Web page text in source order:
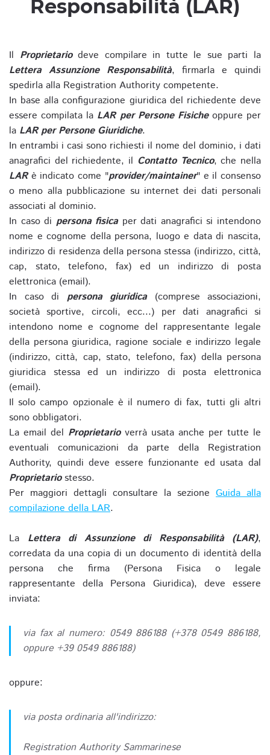
Responsabilità (LAR)
Il Proprietariodeve compilare in tutte le sue parti la
Lettera Assunzione Responsabilità, firmarla e quindi
spedirla alla Registration Authority competente.
In base alla configurazione giuridica del richiedente deve
essere compilata la LAR per Persone Fisicheoppure per
la LAR per Persone Giuridiche.
In entrambi i casi sono richiesti il nome del dominio, i dati
anagrafici del richiedente, il Contatto Tecnico, che nella
LARè indicato come "provider/maintainer" e il consenso
o meno alla pubblicazione su internet dei dati personali
associati al dominio.
In caso di persona fisicaper dati anagrafici si intendono
nome e cognome della persona, luogo e data di nascita,
indirizzo di residenza della persona stessa (indirizzo, città,
cap, stato, telefono, fax) ed un indirizzo di posta
elettronica (email).
In caso di persona giuridica(comprese associazioni,
società sportive, circoli, ecc...) per dati anagrafici si
intendono nome e cognome del rappresentante legale
della persona giuridica, ragione sociale e indirizzo legale
(indirizzo, città, cap, stato, telefono, fax) della persona
giuridica stessa ed un indirizzo di posta elettronica
(email).
Il solo campo opzionale è il numero di fax, tutti gli altri
sono obbligatori.
La email del Proprietarioverrà usata anche per tutte le
eventuali comunicazioni da parte della Registration
Authority, quindi deve essere funzionante ed usata dal
Proprietariostesso.
Per maggiori dettagli consultare la sezione Guida alla
compilazione della LAR.
La Lettera di Assunzione di Responsabilità (LAR),
corredata da una copia di un documento di identità della
persona che firma (Persona Fisica o legale
rappresentante della Persona Giuridica), deve essere
inviata:
via fax al numero: 0549 886188 (+378 0549 886188,
oppure +39 0549 886188)
oppure:
via posta ordinaria all'indirizzo:
Registration Authority Sammarinese